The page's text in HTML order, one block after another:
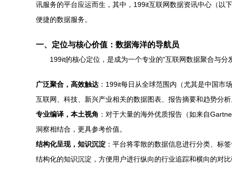
讯服务的平台应运而生，其中，199it互联网数据资讯中心（以
便捷的数据服务。
一、定位与核心价值：数据海洋的导航员
199it的核心定位，是成为一个专业的“互联网数据聚合与分
广泛聚合，高效触达 ：199it每日从全球范围内（尤其是中国市
互联网、科技、新兴产业相关的数据图表、报告摘要和趋势分
专业编译，本土视角 ：对于大量的海外优质报告（如来自
洞察相结合，更具参考价值。
结构化呈现，知识沉淀 ：平台将零散的数据信息进行分类、标
结构化的知识沉淀，方便用户进行纵向的行业追踪和横向的对比